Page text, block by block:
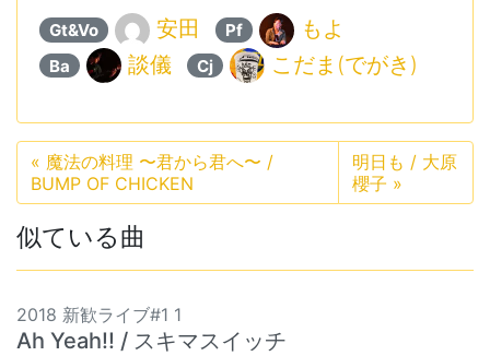
Gt&Vo 安田 Pf もよ
Ba 談儀 Cj こだま(でがき)
« 魔法の料理 〜君から君へ〜 /
BUMP OF CHICKEN
明日も / 大原
櫻子 »
似ている曲
2018 新歓ライブ#1 1
Ah Yeah!! / スキマスイッチ